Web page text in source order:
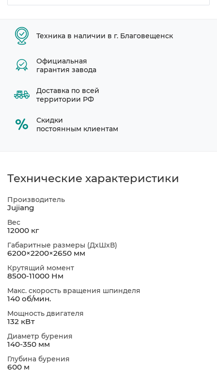
Техника в наличии в г. Благовещенск
Официальная
гарантия завода
Доставка по всей
территории РФ
Скидки
постоянным клиентам
Технические характеристики
Производитель
Jujiang
Вес
12000 кг
Габаритные размеры (ДхШхВ)
6200×2200×2650 мм
Крутящий момент
8500-11000 Нм
Макс. скорость вращения шпинделя
140 об/мин.
Мощность двигателя
132 кВт
Диаметр бурения
140-350 мм
Глубина бурения
600 м